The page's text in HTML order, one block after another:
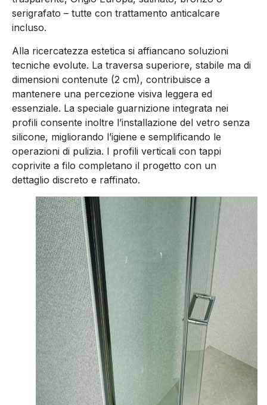
serigrafato – tutte con trattamento anticalcare
incluso.
Alla ricercatezza estetica si affiancano soluzioni
tecniche evolute. La traversa superiore, stabile ma di
dimensioni contenute (2 cm), contribuisce a
mantenere una percezione visiva leggera ed
essenziale. La speciale guarnizione integrata nei
profili consente inoltre l’installazione del vetro senza
silicone, migliorando l’igiene e semplificando le
operazioni di pulizia. I profili verticali con tappi
coprivite a filo completano il progetto con un
dettaglio discreto e raffinato.